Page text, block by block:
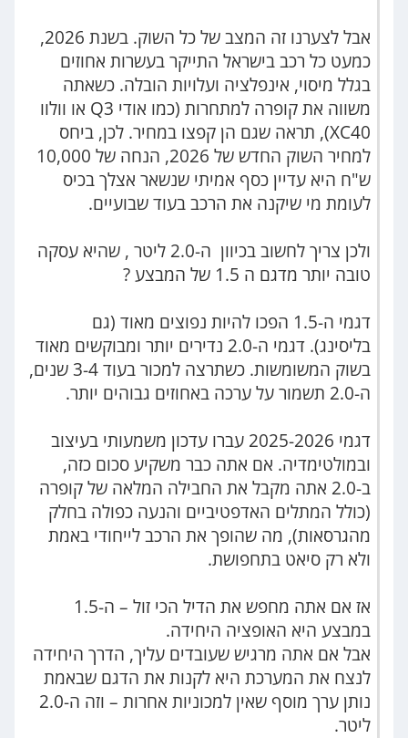
אבל לצערנו זה המצב של כל השוק. בשנת 2026,
כמעט כל רכב בישראל התייקר בעשרות אחוזים
בגלל מיסוי, אינפלציה ועלויות הובלה. כשאתה
משווה את קופרה למתחרות (כמו אודי Q3 או וולוו
XC40), תראה שגם הן קפצו במחיר. לכן, ביחס
למחיר השוק החדש של 2026, הנחה של 10,000
ש"ח היא עדיין כסף אמיתי שנשאר אצלך בכיס
לעומת מי שיקנה את הרכב בעוד שבועיים.
ולכן צריך לחשוב בכיוון ה-2.0 ליטר , שהיא עסקה
טובה יותר מדגם ה 1.5 של המבצע ?
דגמי ה-1.5 הפכו להיות נפוצים מאוד (גם
בליסינג). דגמי ה-2.0 נדירים יותר ומבוקשים מאוד
בשוק המשומשות. כשתרצה למכור בעוד 3-4 שנים,
ה-2.0 תשמור על ערכה באחוזים גבוהים יותר.
דגמי 2025-2026 עברו עדכון משמעותי בעיצוב
ובמולטימדיה. אם אתה כבר משקיע סכום כזה,
ב-2.0 אתה מקבל את החבילה המלאה של קופרה
(כולל המתלים האדפטיביים והנעה כפולה בחלק
מהגרסאות), מה שהופך את הרכב לייחודי באמת
ולא רק סיאט בתחפושת.
אז אם אתה מחפש את הדיל הכי זול – ה-1.5
במבצע היא האופציה היחידה.
אבל אם אתה מרגיש שעובדים עליך, הדרך היחידה
לנצח את המערכת היא לקנות את הדגם שבאמת
נותן ערך מוסף שאין למכוניות אחרות – וזה ה-2.0
ליטר.